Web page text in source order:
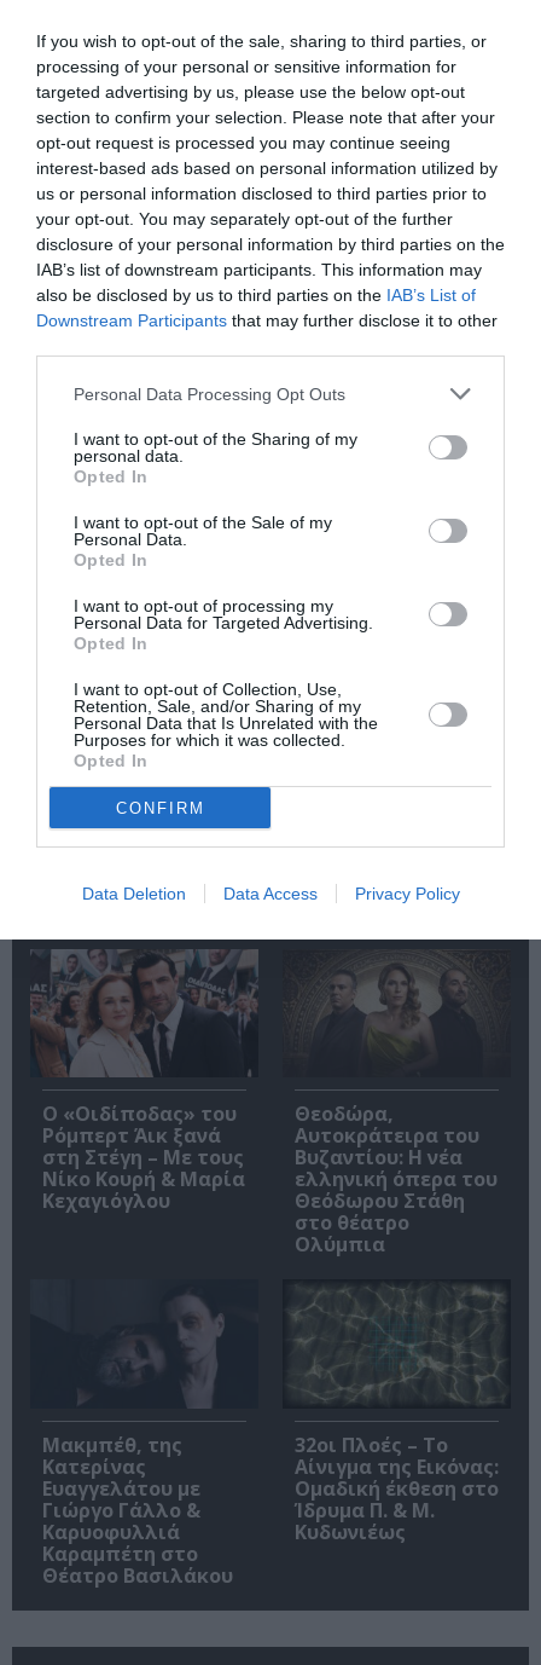
If you wish to opt-out of the sale, sharing to third parties, or
processing of your personal or sensitive information for
targeted advertising by us, please use the below opt-out
section to confirm your selection. Please note that after your
opt-out request is processed you may continue seeing
interest-based ads based on personal information utilized by
us or personal information disclosed to third parties prior to
your opt-out. You may separately opt-out of the further
disclosure of your personal information by third parties on the
IAB’s list of downstream participants. This information may
also be disclosed by us to third parties on the IAB’s List of
Downstream Participants that may further disclose it to other
Personal Data Processing Opt Outs
I want to opt-out of the Sharing of my
personal data.
Opted In
I want to opt-out of the Sale of my
Personal Data.
Opted In
I want to opt-out of processing my
Personal Data for Targeted Advertising.
Opted In
I want to opt-out of Collection, Use,
Retention, Sale, and/or Sharing of my
Personal Data that Is Unrelated with the
Purposes for which it was collected.
Opted In
CONFIRM
Data Deletion Data Access Privacy Policy
Ακολουθήστε το Culturenow.gr
Σχετικά Άρθρα
Mania The Abba
μοναδική συναυλία
στο Christmas
Theater
The Magician’s
Heep στο Floyd
Οι Arab Strap στο
Gazarte Ground
Stage
Τα τραγούδια μας:
Ευανθία
Ρεμπούτσικα και
Δημοφιλή Άρθρα
O «Οιδίποδας» του
Ρόμπερτ Άικ ξανά
στη Στέγη – Με τους
Νίκο Κουρή & Μαρία
Κεχαγιόγλου
Θεοδώρα,
Αυτοκράτειρα του
Βυζαντίου: Η νέα
ελληνική όπερα του
Θεόδωρου Στάθη
στο θέατρο
Ολύμπια
Μακμπέθ, της
Κατερίνας
Ευαγγελάτου με
Γιώργο Γάλλο &
Καρυοφυλλιά
Καραμπέτη στο
Θέατρο Βασιλάκου
32οι Πλοές – Το
Αίνιγμα της Εικόνας:
Ομαδική έκθεση στο
Ίδρυμα Π. & Μ.
Κυδωνιέως